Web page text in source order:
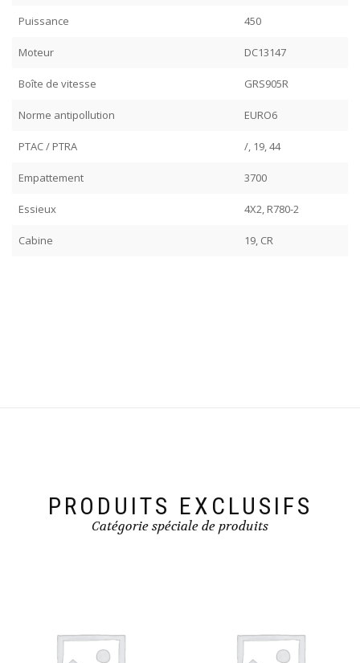
Puissance 450
Moteur DC13147
Boîte de vitesse GRS905R
Norme antipollution EURO6
PTAC / PTRA /, 19, 44
Empattement 3700
Essieux 4X2, R780-2
Cabine 19, CR
PRODUITS EXCLUSIFS
Catégorie spéciale de produits